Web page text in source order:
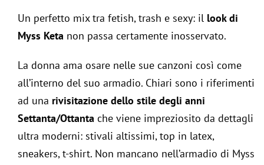
Un perfetto mix tra fetish, trash e sexy: il look di
Myss Keta non passa certamente inosservato.
La donna ama osare nelle sue canzoni così come
all’interno del suo armadio. Chiari sono i riferimenti
ad una rivisitazione dello stile degli anni
Settanta/Ottanta che viene impreziosito da dettagli
ultra moderni: stivali altissimi, top in latex,
sneakers, t-shirt. Non mancano nell’armadio di Myss